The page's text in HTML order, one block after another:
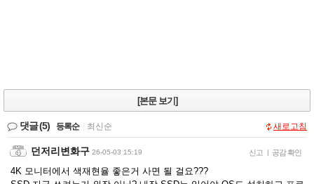
[본문 보기]
댓글(5) 등록순 최신순 새로고침
던저리변화구 26-05-03 15:19 신고 | 공감 확인
4K 모니터에서 색재현율 좋은거 사면 될 걸요???